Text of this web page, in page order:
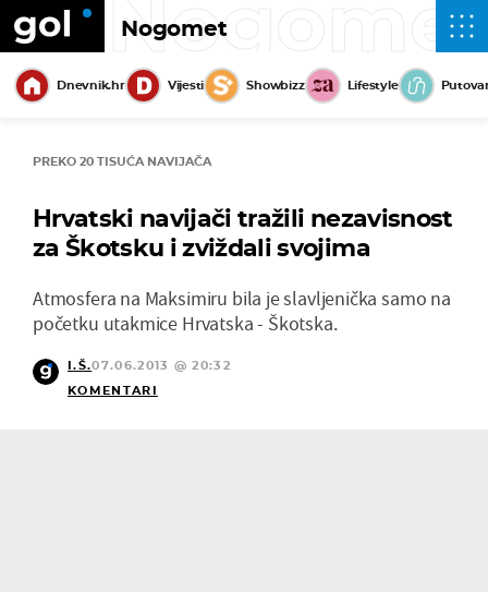
Nogomet
Dnevnik.hr Vijesti Showbizz Lifestyle
PREKO 20 TISUĆA NAVIJAČA
Hrvatski navijači tražili nezavisnost
za Škotsku i zviždali svojima
Atmosfera na Maksimiru bila je slavljenička samo na
početku utakmice Hrvatska - Škotska.
I.Š.07.06.2013 @ 20:32
KOMENTARI